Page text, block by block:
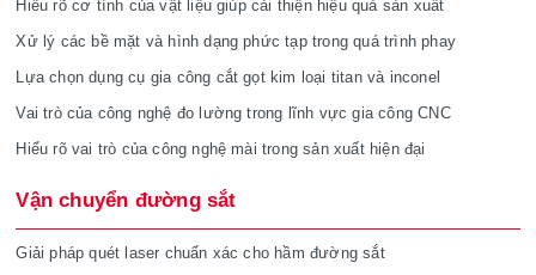
Hiểu rõ cơ tính của vật liệu giúp cải thiện hiệu quả sản xuất
Xử lý các bề mặt và hình dạng phức tạp trong quá trình phay
Lựa chọn dụng cụ gia công cắt gọt kim loại titan và inconel
Vai trò của công nghệ đo lường trong lĩnh vực gia công CNC
Hiểu rõ vai trò của công nghệ mài trong sản xuất hiện đại
Vận chuyển đường sắt
Giải pháp quét laser chuẩn xác cho hầm đường sắt